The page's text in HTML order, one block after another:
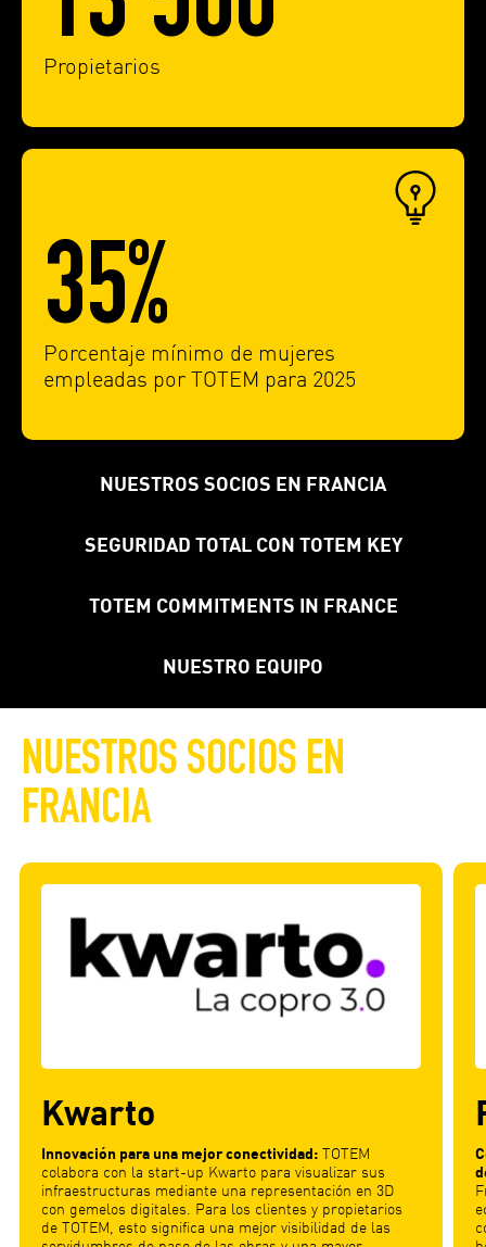
Propietarios
35%
Porcentaje mínimo de mujeres
empleadas por TOTEM para 2025
NUESTROS SOCIOS EN FRANCIA
SEGURIDAD TOTAL CON TOTEM KEY
TOTEM COMMITMENTS IN FRANCE
NUESTRO EQUIPO
NUESTROS SOCIOS EN
FRANCIA
Kwarto
Innovación para una mejor conectividad: TOTEM
colabora con la start-up Kwarto para visualizar sus
infraestructuras mediante una representación en 3D
con gemelos digitales. Para los clientes y propietarios
de TOTEM, esto significa una mejor visibilidad de las